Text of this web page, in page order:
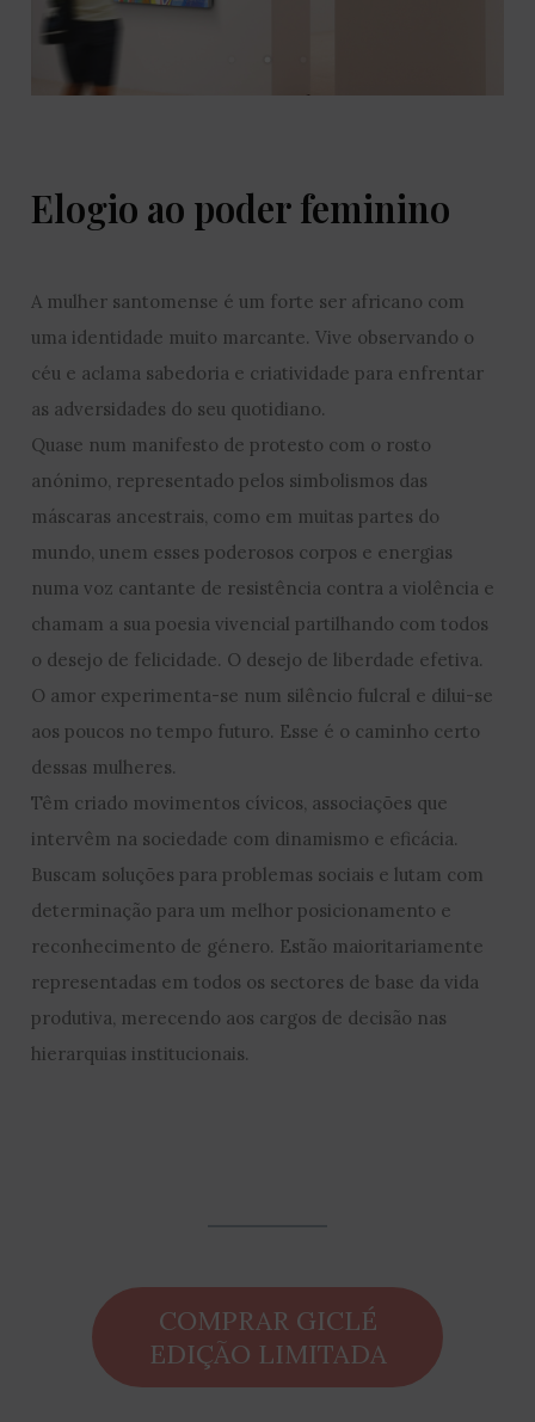
Elogio ao poder feminino
A mulher santomense é um forte ser africano com
uma identidade muito marcante. Vive observando o
céu e aclama sabedoria e criatividade para enfrentar
as adversidades do seu quotidiano.
Quase num manifesto de protesto com o rosto
anónimo, representado pelos simbolismos das
máscaras ancestrais, como em muitas partes do
mundo, unem esses poderosos corpos e energias
numa voz cantante de resistência contra a violência e
chamam a sua poesia vivencial partilhando com todos
o desejo de felicidade. O desejo de liberdade efetiva.
O amor experimenta-se num silêncio fulcral e dilui-se
aos poucos no tempo futuro. Esse é o caminho certo
dessas mulheres.
Têm criado movimentos cívicos, associações que
intervêm na sociedade com dinamismo e eficácia.
Buscam soluções para problemas sociais e lutam com
determinação para um melhor posicionamento e
reconhecimento de género. Estão maioritariamente
representadas em todos os sectores de base da vida
produtiva, merecendo aos cargos de decisão nas
hierarquias institucionais.
COMPRAR GICLÉ
EDIÇÃO LIMITADA